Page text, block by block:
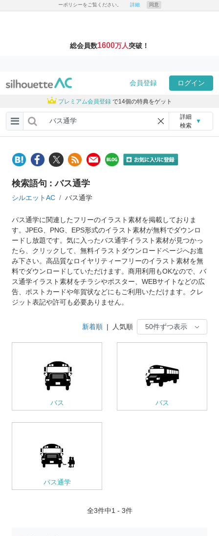
ーポリシーをご覧ください。 詳細 同意
総会員数1600万人突破！
会員登録 ログイン
プレミアム会員登録 で14個の特典をゲット
詳細
検索
▼
検索語句 : バス通学
シルエットAC バス通学
バス通学に関連したフリーのイラスト素材を掲載しておりま
す。JPEG、PNG、EPS形式のイラスト素材が無料でダウンロ
ードし放題です。気に入ったバス通学イラスト素材が見つかっ
たら、クリックして、無料イラストダウンロードページへお進
み下さい。高品質なロイヤリティーフリーのイラスト素材を無
料でダウンロードしていただけます。商用利用もOKなので、バ
ス通学イラスト素材をチラシやポスター、WEBサイトなどの広
告、ポストカードや年賀状などにもご利用いただけます。クレ
ジット表記や許可も必要ありません。
新着順 | 人気順
バス バス
バス通学
全3件中1 - 3件